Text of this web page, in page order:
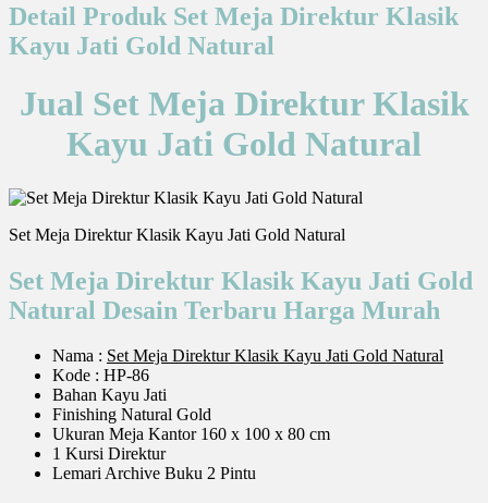
Detail Produk Set Meja Direktur Klasik
Kayu Jati Gold Natural
Jual Set Meja Direktur Klasik
Kayu Jati Gold Natural
Set Meja Direktur Klasik Kayu Jati Gold Natural
Set Meja Direktur Klasik Kayu Jati Gold
Natural Desain Terbaru Harga Murah
Nama : Set Meja Direktur Klasik Kayu Jati Gold Natural
Kode : HP-86
Bahan Kayu Jati
Finishing Natural Gold
Ukuran Meja Kantor 160 x 100 x 80 cm
1 Kursi Direktur
Lemari Archive Buku 2 Pintu